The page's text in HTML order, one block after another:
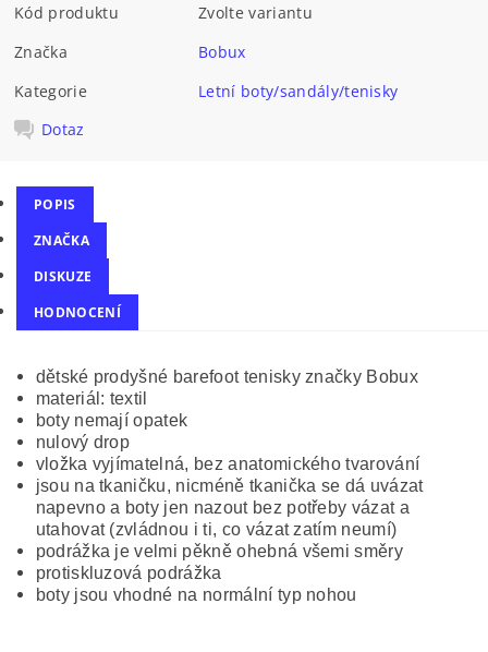
Kód produktu
Zvolte variantu
Značka
Bobux
Kategorie
Letní boty/sandály/tenisky
Dotaz
POPIS
ZNAČKA
DISKUZE
HODNOCENÍ
dětské prodyšné barefoot tenisky značky Bobux
materiál: textil
boty nemají opatek
nulový drop
vložka vyjímatelná, bez anatomického tvarování
jsou na tkaničku, nicméně tkanička se dá uvázat
napevno a boty jen nazout bez potřeby vázat a
utahovat (zvládnou i ti, co vázat zatím neumí)
podrážka je velmi pěkně ohebná všemi směry
protiskluzová podrážka
boty jsou vhodné na normální typ nohou